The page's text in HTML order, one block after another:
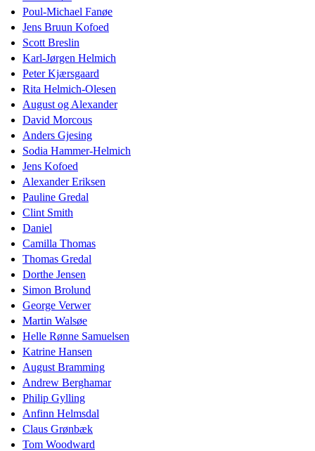
Poul-Michael Fanøe
Jens Bruun Kofoed
Scott Breslin
Karl-Jørgen Helmich
Peter Kjærsgaard
Rita Helmich-Olesen
August og Alexander
David Morcous
Anders Gjesing
Sodia Hammer-Helmich
Jens Kofoed
Alexander Eriksen
Pauline Gredal
Clint Smith
Daniel
Camilla Thomas
Thomas Gredal
Dorthe Jensen
Simon Brolund
George Verwer
Martin Walsøe
Helle Rønne Samuelsen
Katrine Hansen
August Bramming
Andrew Berghamar
Philip Gylling
Anfinn Helmsdal
Claus Grønbæk
Tom Woodward